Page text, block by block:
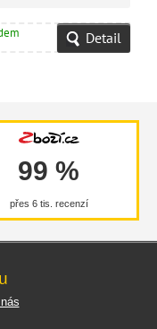
Detail
99 %
přes 6 tis. recenzí